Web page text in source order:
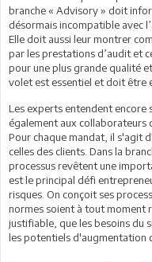
branche « Advisory » doit
désormais incompatible avec
Elle doit aussi leur montrer
par les prestations d’audit et
pour une plus grande qualité
volet est essentiel et doit être
Les experts entendent
également aux collaborateurs
Pour chaque mandat, il s'agit
celles des clients. Dans la
processus revêtent une
est le principal défi
risques. On conçoit ses
normes soient à tout moment
justifiable, que les besoins du
les potentiels d'augmentation